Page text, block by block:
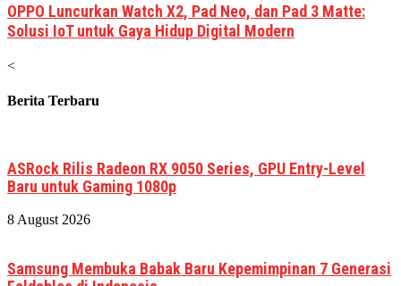
OPPO Luncurkan Watch X2, Pad Neo, dan Pad 3 Matte:
Solusi IoT untuk Gaya Hidup Digital Modern
<
Berita Terbaru
ASRock Rilis Radeon RX 9050 Series, GPU Entry-Level
Baru untuk Gaming 1080p
8 August 2026
Samsung Membuka Babak Baru Kepemimpinan 7 Generasi